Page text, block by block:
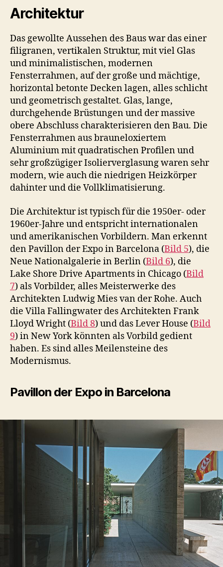
Architektur
Das gewollte Aussehen des Baus war das einer
filigranen, vertikalen Struktur, mit viel Glas
und minimalistischen, modernen
Fensterrahmen, auf der große und mächtige,
horizontal betonte Decken lagen, alles schlicht
und geometrisch gestaltet. Glas, lange,
durchgehende Brüstungen und der massive
obere Abschluss charakterisieren den Bau. Die
Fensterrahmen aus brauneloxiertem
Aluminium mit quadratischen Profilen und
sehr großzügiger Isolierverglasung waren sehr
modern, wie auch die niedrigen Heizkörper
dahinter und die Vollklimatisierung.
Die Architektur ist typisch für die 1950er- oder
1960er-Jahre und entspricht internationalen
und amerikanischen Vorbildern. Man erkennt
den Pavillon der Expo in Barcelona (Bild 5), die
Neue Nationalgalerie in Berlin (Bild 6), die
Lake Shore Drive Apartments in Chicago (Bild
7) als Vorbilder, alles Meisterwerke des
Architekten Ludwig Mies van der Rohe. Auch
die Villa Fallingwater des Architekten Frank
Lloyd Wright (Bild 8) und das Lever House (Bild
9) in New York könnten als Vorbild gedient
haben. Es sind alles Meilensteine des
Modernismus.
Pavillon der Expo in Barcelona